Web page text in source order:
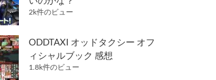
2k件のビュー
ODDTAXI オッドタクシー オフ
ィシャルブック 感想
1.8k件のビュー